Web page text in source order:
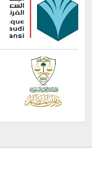
أخبار هامة